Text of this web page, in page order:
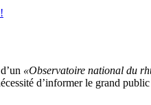
«Observatoire national du
d’informer le grand